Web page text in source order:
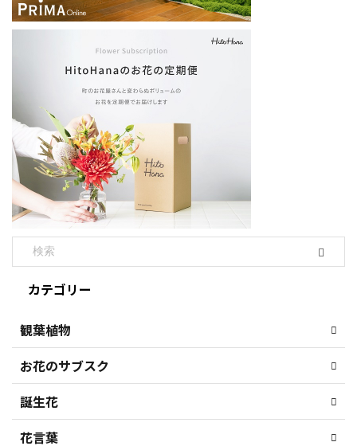
カテゴリー
観葉植物
お花のサブスク
誕生花
花言葉